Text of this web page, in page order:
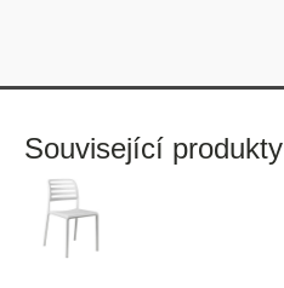
Související produkty